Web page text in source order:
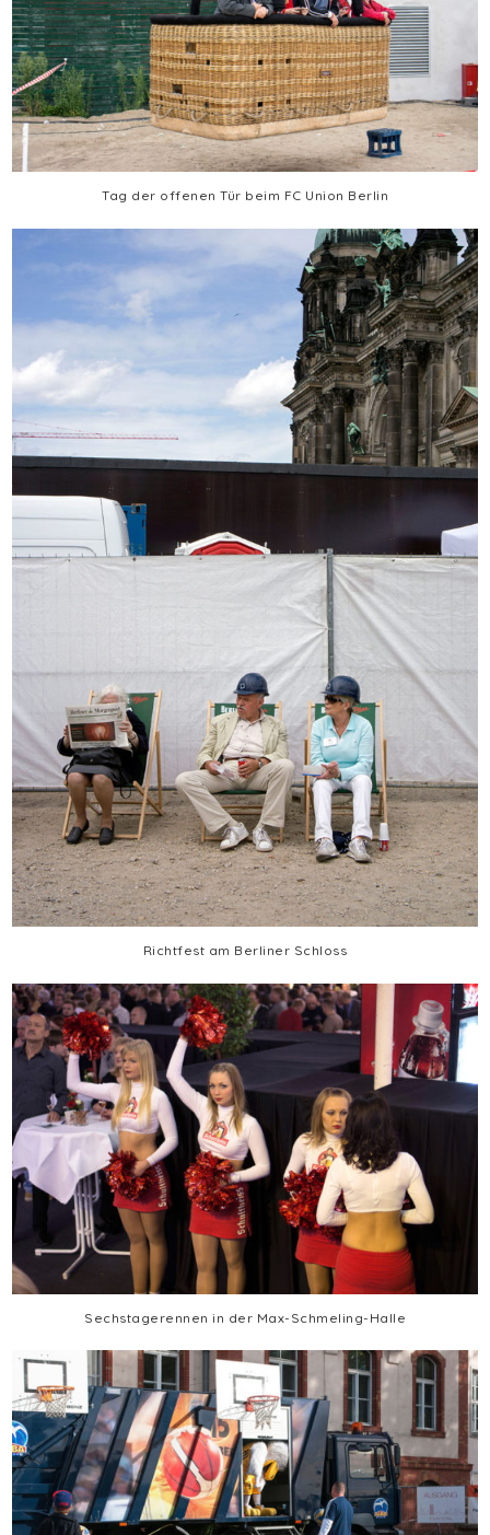
Tag der offenen Tür beim FC Union Berlin
Richtfest am Berliner Schloss
Sechstagerennen in der Max-Schmeling-Halle